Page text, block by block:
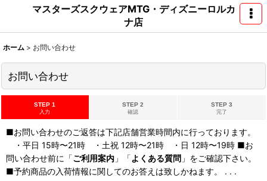
マスターズスクウェアMTG・ディズニーロルカ
ナ店
ホーム > お問い合わせ
お問い合わせ
STEP 1
入力
STEP 2
確認
STEP 3
完了
■お問い合わせのご返答は下記店舗営業時間内に行っております。
・平日 15時〜21時 ・土祝 12時〜21時 ・日 12時〜19時 ■お
問い合わせ前に「ご利用案内 」「よくある質問 」をご確認下さい。
■予約商品の入荷情報に関してのお答えは致しかねます。 . . .